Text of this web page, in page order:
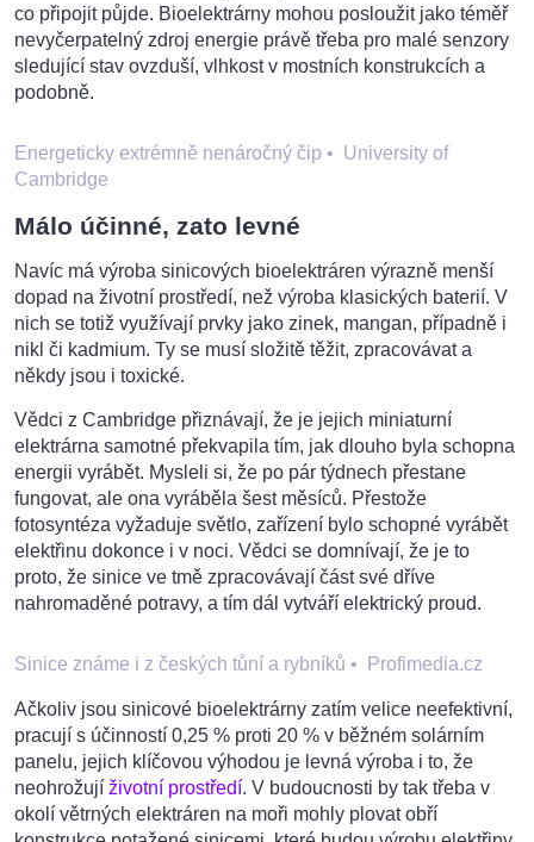
co připojit půjde. Bioelektrárny mohou posloužit jako téměř
nevyčerpatelný zdroj energie právě třeba pro malé senzory
sledující stav ovzduší, vlhkost v mostních konstrukcích a
podobně.
Energeticky extrémně nenáročný čip • University of
Cambridge
Málo účinné, zato levné
Navíc má výroba sinicových bioelektráren výrazně menší
dopad na životní prostředí, než výroba klasických baterií. V
nich se totiž využívají prvky jako zinek, mangan, případně i
nikl či kadmium. Ty se musí složitě těžit, zpracovávat a
někdy jsou i toxické.
Vědci z Cambridge přiznávají, že je jejich miniaturní
elektrárna samotné překvapila tím, jak dlouho byla schopna
energii vyrábět. Mysleli si, že po pár týdnech přestane
fungovat, ale ona vyráběla šest měsíců. Přestože
fotosyntéza vyžaduje světlo, zařízení bylo schopné vyrábět
elektřinu dokonce i v noci. Vědci se domnívají, že je to
proto, že sinice ve tmě zpracovávají část své dříve
nahromaděné potravy, a tím dál vytváří elektrický proud.
Sinice známe i z českých tůní a rybníků • Profimedia.cz
Ačkoliv jsou sinicové bioelektrárny zatím velice neefektivní,
pracují s účinností 0,25 % proti 20 % v běžném solárním
panelu, jejich klíčovou výhodou je levná výroba i to, že
neohrožují životní prostředí. V budoucnosti by tak třeba v
okolí větrných elektráren na moři mohly plovat obří